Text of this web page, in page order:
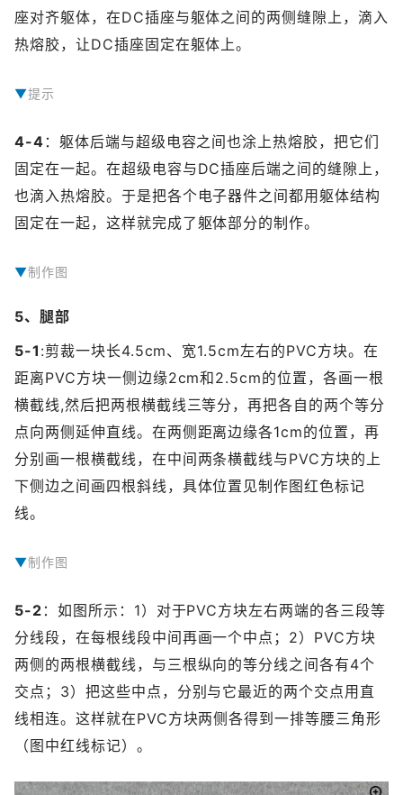
座对齐躯体，在DC插座与躯体之间的两侧缝隙上，滴入
热熔胶，让DC插座固定在躯体上。
提示
4-4 ：躯体后端与超级电容之间也涂上热熔胶，把它们
固定在一起。在超级电容与DC插座后端之间的缝隙上，
也滴入热熔胶。于是把各个电子器件之间都用躯体结构
固定在一起，这样就完成了躯体部分的制作。
制作图
5、腿部
5-1 :剪裁一块长4.5cm、宽1.5cm左右的PVC方块。在
距离PVC方块一侧边缘2cm和2.5cm的位置，各画一根
横截线,然后把两根横截线三等分，再把各自的两个等分
点向两侧延伸直线。在两侧距离边缘各1cm的位置，再
分别画一根横截线，在中间两条横截线与PVC方块的上
下侧边之间画四根斜线，具体位置见制作图红色标记
线。
制作图
5-2 ：如图所示：1）对于PVC方块左右两端的各三段等
分线段，在每根线段中间再画一个中点；2）PVC方块
两侧的两根横截线，与三根纵向的等分线之间各有4个
交点；3）把这些中点，分别与它最近的两个交点用直
线相连。这样就在PVC方块两侧各得到一排等腰三角形
（图中红线标记）。